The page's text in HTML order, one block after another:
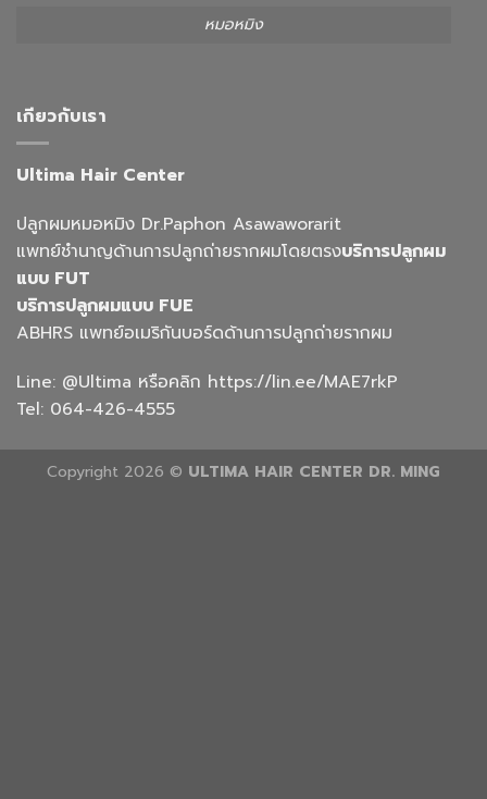
หมอหมิง
เกียวกับเรา
Ultima Hair Center
ปลูกผมหมอหมิง Dr.Paphon Asawaworarit
แพทย์ชำนาญด้านการปลูกถ่ายรากผมโดยตรงบริการปลูกผม
แบบ FUT
บริการปลูกผมแบบ FUE
ABHRS แพทย์อเมริกันบอร์ดด้านการปลูกถ่ายรากผม
Line: @Ultima หรือคลิก https://lin.ee/MAE7rkP
Tel: 064-426-4555
Copyright 2026 © ULTIMA HAIR CENTER DR. MING